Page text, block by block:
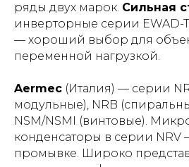
ряды двух марок. Сильная
инверторные серии EWAD-
— хороший выбор для
переменной нагрузкой.
Aermec (Италия) — серии
модульные), NRB
NSM/NSMI (винтовые).
конденсаторы в серии
промывке. Широко